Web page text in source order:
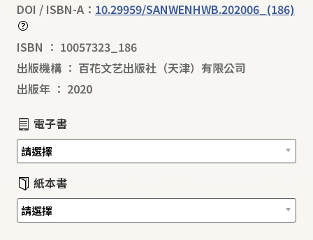
DOI / ISBN-A： 10.29959/SANWENHWB.202006_(186)
ISBN ： 10057323_186
出版機構 ： 百花文艺出版社（天津）有限公司
出版年 ： 2020
電子書
紙本書